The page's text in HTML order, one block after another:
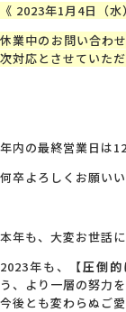
採用情報
《 2023年1月4日（
休業中のお問い合わ
次対応とさせていただ
年内の最終営業日は
何卒よろしくお願いい
本年も、大変お世話に
2023年も、
【圧倒
う、より一層の努力
今後とも変わらぬご